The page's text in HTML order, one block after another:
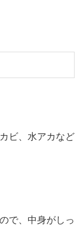
ビ、水アカなど
で、中身がしっ